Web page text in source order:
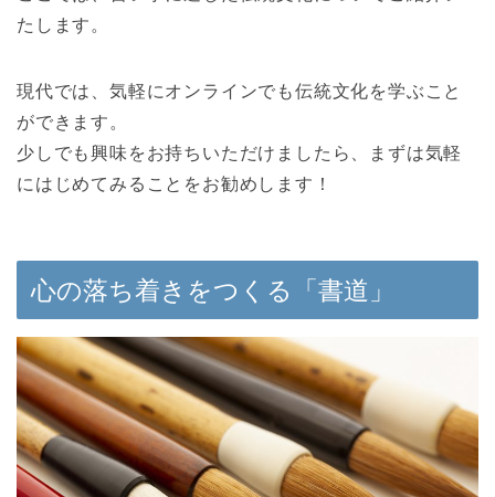
たします。
現代では、気軽にオンラインでも伝統文化を学ぶこと
ができます。
少しでも興味をお持ちいただけましたら、まずは気軽
にはじめてみることをお勧めします！
心の落ち着きをつくる「書道」